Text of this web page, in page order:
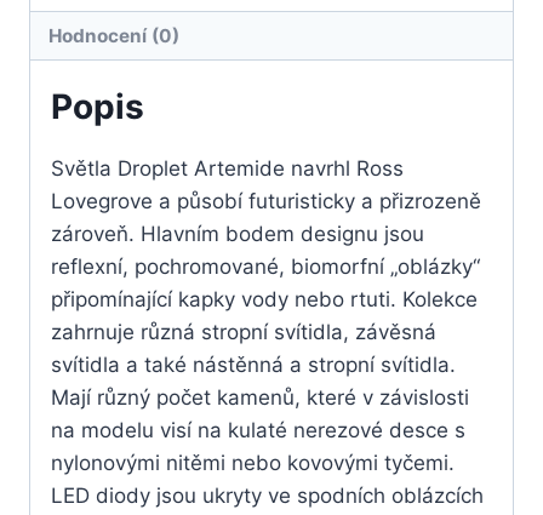
Hodnocení (0)
Popis
Světla Droplet Artemide navrhl Ross
Lovegrove a působí futuristicky a přizrozeně
zároveň. Hlavním bodem designu jsou
reflexní, pochromované, biomorfní „oblázky“
připomínající kapky vody nebo rtuti. Kolekce
zahrnuje různá stropní svítidla, závěsná
svítidla a také nástěnná a stropní svítidla.
Mají různý počet kamenů, které v závislosti
na modelu visí na kulaté nerezové desce s
nylonovými nitěmi nebo kovovými tyčemi.
LED diody jsou ukryty ve spodních oblázcích